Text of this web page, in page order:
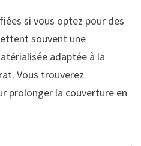
si vous optez pour des
souvent une
adaptée à la
Vous trouverez
prolonger la couverture en